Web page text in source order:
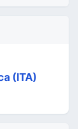
(ITA)